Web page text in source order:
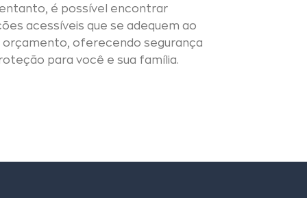
é possível encontrar
acessíveis que se adequem ao
orçamento, oferecendo segurança
para você e sua família.